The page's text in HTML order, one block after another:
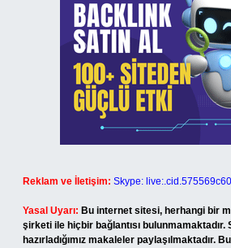
Reklam ve İletişim: Skype:
Yasal Uyarı: Bu internet sitesi, herhangi bir
şirketi ile hiçbir bağlantısı bulunmamaktadır.
hazırladığımız makaleler paylaşılmaktadır.